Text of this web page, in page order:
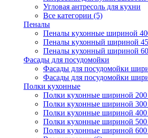
Угловая антресоль для кухни
Все категории (5)
Пеналы
Пеналы кухонные шириной
Пеналы кухонный шириной
Пеналы кухонный шириной
Фасады для посудомойки
Фасады для посудомойки
Фасады для посудомойки
Полки кухонные
Полки кухонные шириной
Полки кухонные шириной
Полки кухонные шириной
Полки кухонные шириной
Полки кухонные шириной